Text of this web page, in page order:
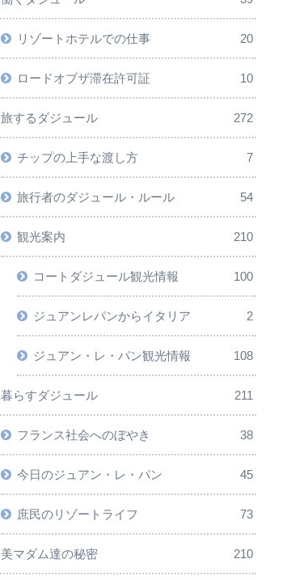
リゾートホテルでの仕事 20
ロードオブザ滞在許可証 10
旅するダジュール 272
チップの上手な渡し方 7
旅行者のダジュール・ルール 54
観光案内 210
コートダジュール観光情報 100
ジュアンレパンからイタリア 2
ジュアン・レ・パン観光情報 108
暮らすダジュール 211
フランス社会へのぼやき 38
今日のジュアン・レ・パン 45
庶民のリゾートライフ 73
美マダム達の秘密 210